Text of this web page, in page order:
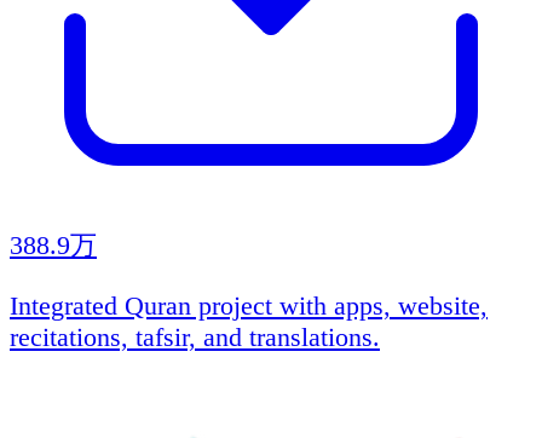
388.9万
Integrated Quran project with apps, website,
recitations, tafsir, and translations.